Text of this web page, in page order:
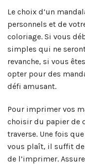
Le choix d’un
personnels et de
coloriage. Si vous
simples qui ne
revanche, si vous
opter pour des
défi amusant.
Pour imprimer vos
choisir du papier de
traverse. Une fois
vous plaît, il suffit de
de l’imprimer.